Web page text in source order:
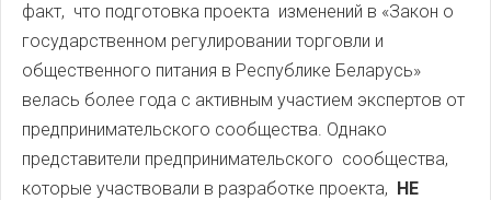
факт, что подготовка проекта изменений в «Закон о
государственном регулировании торговли и
общественного питания в Республике Беларусь»
велась более года с активным участием экспертов от
предпринимательского сообщества. Однако
представители предпринимательского сообщества,
которые участвовали в разработке проекта, НЕ